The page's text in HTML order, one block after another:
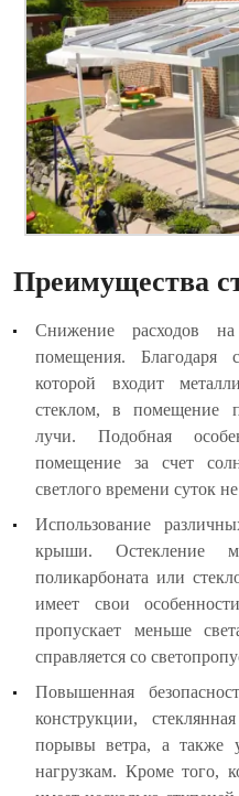
Преимущества
Снижение расходов
помещения. Благодаря
которой входит
стеклом, в помещение
лучи. Подобная
помещение за счет
светлого времени суток
Использование
крыши. Остекление
поликарбоната или
имеет свои
пропускает меньше
справляется со
Повышенная
конструкции,
порывы ветра, а также
нагрузкам. Кроме того,